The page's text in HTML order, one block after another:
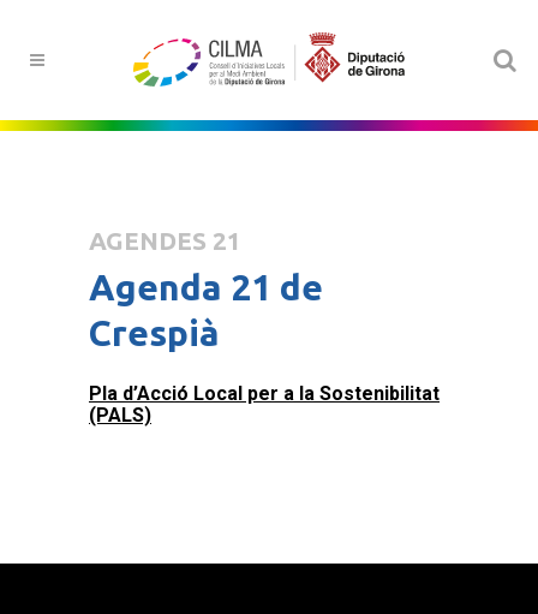
AGENDES 21
Agenda 21 de
Crespià
Pla d’Acció Local per a la Sostenibilitat
(PALS)